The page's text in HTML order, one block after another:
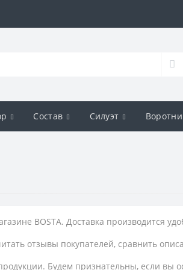
Состав Силуэт
BOSTA. Доставка производится
отзывы покупателей, сравнить
Будем признательны, если вы